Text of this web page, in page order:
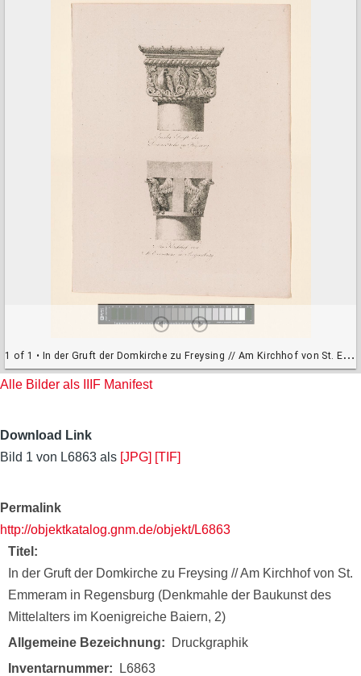
1 of 1 • In der Gruft der Domkirche zu Freysing // Am Kirchhof von St. Emmeram in Regensburg (Denkmahle der Baukunst des Mittelalters im Koenigreiche Baiern, 2) (L6863)
Alle Bilder als IIIF Manifest
Download Link
Bild 1 von L6863 als [JPG] [TIF]
Permalink
http://objektkatalog.gnm.de/objekt/L6863
Titel
In der Gruft der Domkirche zu Freysing // Am Kirchhof von St.
Emmeram in Regensburg (Denkmahle der Baukunst des
Mittelalters im Koenigreiche Baiern, 2)
Allgemeine Bezeichnung
Druckgraphik
Inventarnummer
L6863